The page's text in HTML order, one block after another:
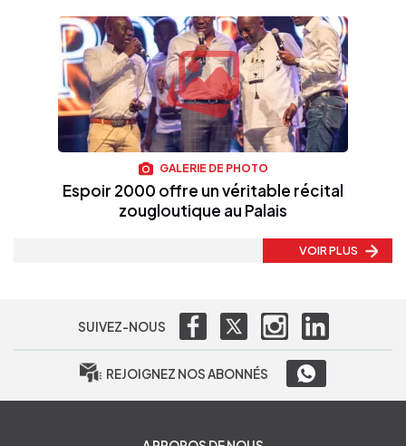
GALERIE DE PHOTO
Espoir 2000 offre un véritable récital
zougloutique au Palais
VOIR PLUS
SUIVEZ-NOUS
REJOIGNEZ NOS ABONNÉS